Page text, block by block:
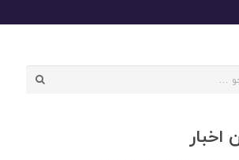
اخبار